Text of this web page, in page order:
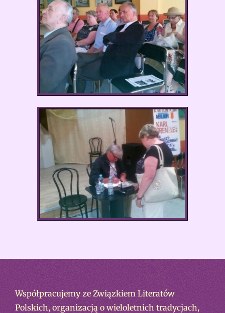
Współpracujemy ze Związkiem Literatów
Polskich, organizacją o wieloletnich tradycjach,